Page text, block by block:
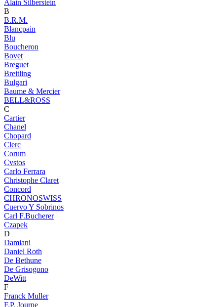
Alain Silberstein
B
B.R.M.
Blancpain
Blu
Boucheron
Bovet
Breguet
Breitling
Bulgari
Baume & Mercier
BELL&ROSS
C
Cartier
Chanel
Chopard
Clerc
Corum
Cvstos
Carlo Ferrara
Christophe Claret
Concord
CHRONOSWISS
Cuervo Y Sobrinos
Carl F.Bucherer
Czapek
D
Damiani
Daniel Roth
De Bethune
De Grisogono
DeWitt
F
Franck Muller
F.P. Journe